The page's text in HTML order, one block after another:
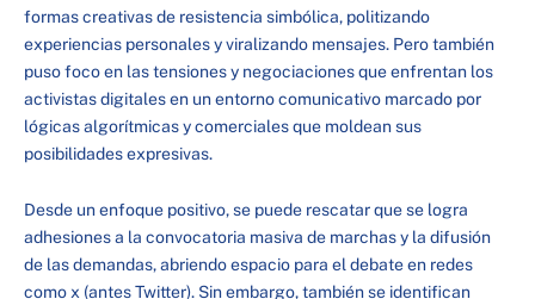
formas creativas de resistencia simbólica, politizando
experiencias personales y viralizando mensajes. Pero también
puso foco en las tensiones y negociaciones que enfrentan los
activistas digitales en un entorno comunicativo marcado por
lógicas algorítmicas y comerciales que moldean sus
posibilidades expresivas.
Desde un enfoque positivo, se puede rescatar que se logra
adhesiones a la convocatoria masiva de marchas y la difusión
de las demandas, abriendo espacio para el debate en redes
como x (antes Twitter). Sin embargo, también se identifican